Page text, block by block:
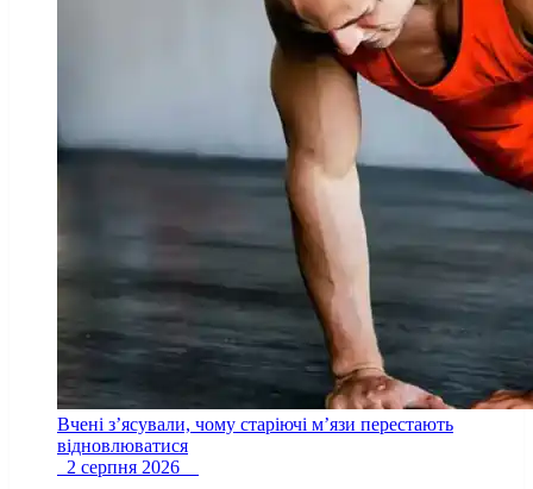
Вчені з’ясували, чому старіючі м’язи перестають
відновлюватися
2 серпня 2026